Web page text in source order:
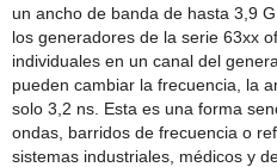
un ancho de banda de hasta 3,9
los generadores de la serie 63xx
individuales en un canal del
pueden cambiar la frecuencia, la
solo 3,2 ns. Esta es una forma
ondas, barridos de frecuencia o
sistemas industriales, médicos y